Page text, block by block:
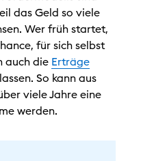
das Geld so viele
Wer früh startet,
für sich selbst
auch die Erträge
So kann aus
viele Jahre eine
werden.